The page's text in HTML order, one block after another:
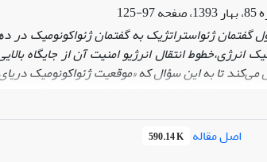
چنین مطرح کرده که تقابل تهران و واشنگتن و
تا 2012 مهم ترین عامل در نزدیکی تهران به مسکو و
تاکنون مهم ترین علت نزدیکی روابط تهران - مسکو است.
97-125
گفتمان ژئواستراتژیک به گفتمان ژئواکونومیک در
انرژی،خطوط انتقال انرژیو امنیت آن از جایگاه
می‌کند تا به این سؤال که «موقعیت ژئواکونومیک
جمهوری اسلامی ایران دارد؟» پاسخ دهد. فرضیه
قطبی به‌واسطه هم‌جواری با این منطقه مهم و قرار
مسیر برای انتقال انرژی این منطقه به
اسلامی ایران و نیز موقعیت ژئواستراتژیک
اصل مقاله 590.14 K